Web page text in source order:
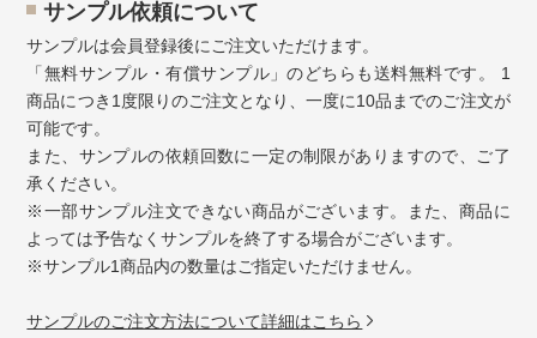
サンプル依頼について
サンプルは会員登録後にご注文いただけます。
「無料サンプル・有償サンプル」のどちらも送料無料です。 1
商品につき1度限りのご注文となり、一度に10品までのご注文が
可能です。
また、サンプルの依頼回数に一定の制限がありますので、ご了
承ください。
※一部サンプル注文できない商品がございます。また、商品に
よっては予告なくサンプルを終了する場合がございます。
※サンプル1商品内の数量はご指定いただけません。
サンプルのご注文方法について詳細はこちら